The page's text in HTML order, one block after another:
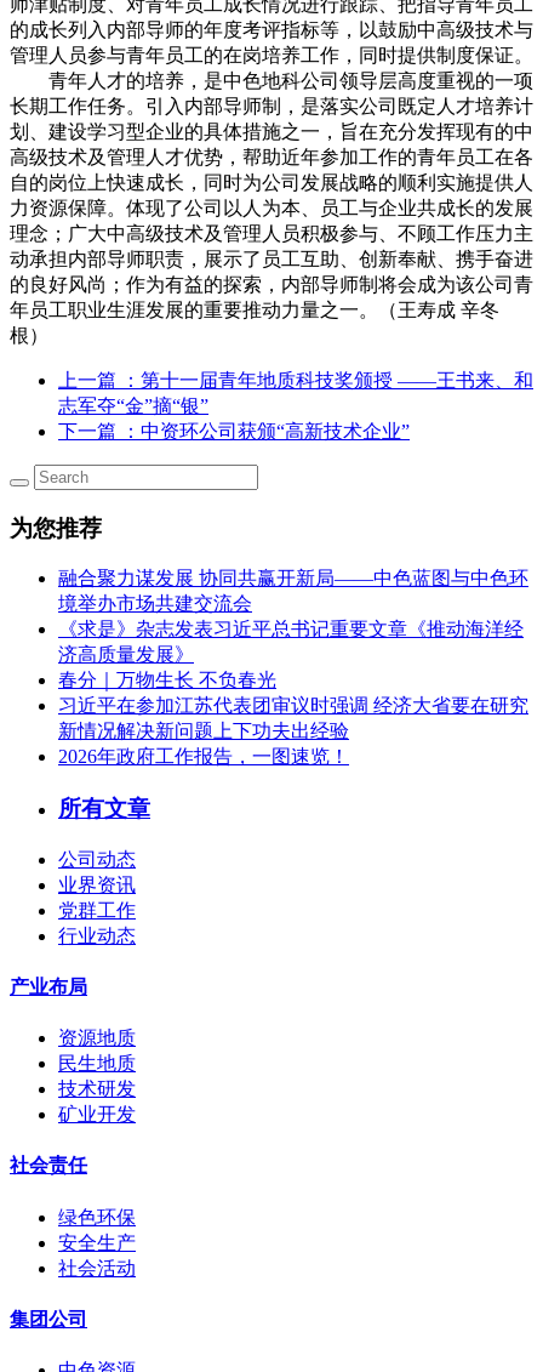
的成长列入内部导师的年度考评指标等，以鼓励中高级技术与
管理人员参与青年员工的在岗培养工作，同时提供制度保证。
青年人才的培养，是中色地科公司领导层高度重视的一项
长期工作任务。引入内部导师制，是落实公司既定人才培养计
划、建设学习型企业的具体措施之一，旨在充分发挥现有的中
高级技术及管理人才优势，帮助近年参加工作的青年员工在各
自的岗位上快速成长，同时为公司发展战略的顺利实施提供人
力资源保障。体现了公司以人为本、员工与企业共成长的发展
理念；广大中高级技术及管理人员积极参与、不顾工作压力主
动承担内部导师职责，展示了员工互助、创新奉献、携手奋进
的良好风尚；作为有益的探索，内部导师制将会成为该公司青
年员工职业生涯发展的重要推动力量之一。（王寿成 辛冬
根）
上一篇
：第十一届青年地质科技奖颁授 ——王书来、和
志军夺“金”摘“银”
下一篇
：中资环公司获颁“高新技术企业”
为您推荐
融合聚力谋发展 协同共赢开新局——中色蓝图与中色环
境举办市场共建交流会
《求是》杂志发表习近平总书记重要文章《推动海洋经
济高质量发展》
春分｜万物生长 不负春光
习近平在参加江苏代表团审议时强调 经济大省要在研究
新情况解决新问题上下功夫出经验
2026年政府工作报告，一图速览！
所有文章
公司动态
业界资讯
党群工作
行业动态
产业布局
资源地质
民生地质
技术研发
矿业开发
社会责任
绿色环保
安全生产
社会活动
集团公司